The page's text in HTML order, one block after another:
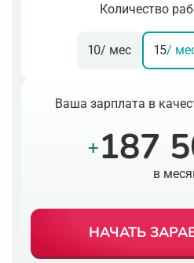
Количество
10/ мес 15/
Ваша зарплата в
+187
в
НАЧАТЬ